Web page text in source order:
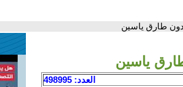
العدد: 498995